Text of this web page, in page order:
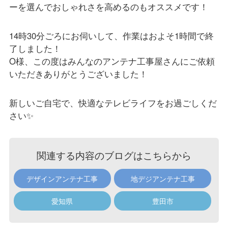
ーを選んでおしゃれさを高めるのもオススメです！
14時30分ごろにお伺いして、作業はおよそ1時間で終
了しました！
O様、この度はみんなのアンテナ工事屋さんにご依頼
いただきありがとうございました！
新しいご自宅で、快適なテレビライフをお過ごしくだ
さい✨
関連する内容のブログはこちらから
デザインアンテナ工事 地デジアンテナ工事
愛知県 豊田市